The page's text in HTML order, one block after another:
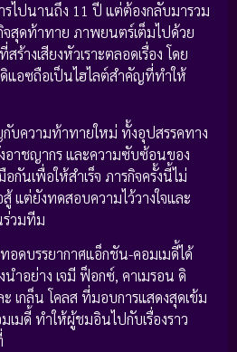
รไปนานถึง 11 ปี แต่ต้องกลับมารวม
สุดท้าทาย ภาพยนตร์เต็มไปด้วย
างเสียงหัวเราะตลอดเรื่อง โดย
แอซถือเป็นไฮไลต์สำคัญที่ทำให้
บความท้าทายใหม่ ทั้งอุปสรรคทาง
อาชญากร และความซับซ้อนของ
กันเพื่อให้สำเร็จ ภารกิจครั้งนี้ไม่
แต่ยังทดสอบความไว้วางใจและ
ร่วมทีม
อดบรรยากาศแอ็กชัน-คอมเมดี้ได้
ำอย่าง เจมี ฟ็อกซ์, คาเมรอน ดิ
เกล็น โคลส ที่มอบการแสดงสุดเข้ม
มดี้ ทำให้ผู้ชมอินไปกับเรื่องราว